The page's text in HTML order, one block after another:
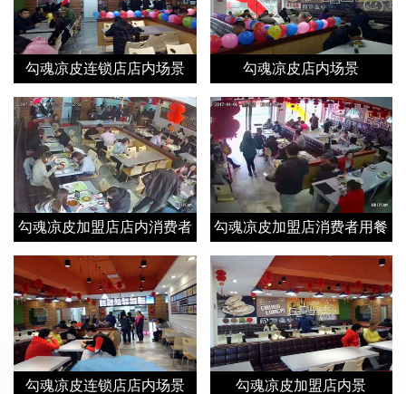
勾魂凉皮连锁店店内场景 勾魂凉皮店内场景
勾魂凉皮加盟店店内消费者
用餐
勾魂凉皮加盟店消费者用餐
勾魂凉皮连锁店店内场景 勾魂凉皮加盟店内景